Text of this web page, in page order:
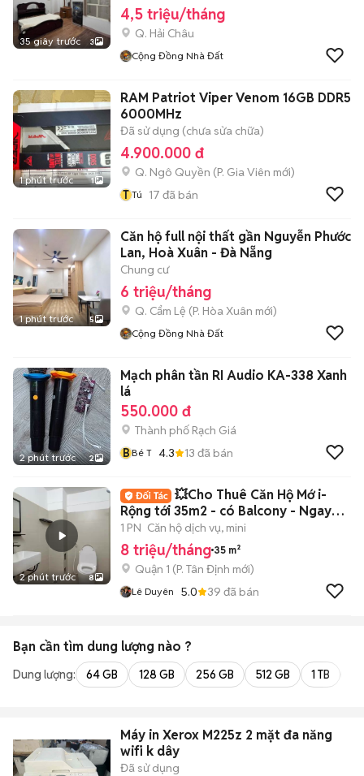
35 giây trước 3
4,5 triệu/tháng
Q. Hải Châu
Cộng Đồng Nhà Đất
1 phút trước 1
RAM Patriot Viper Venom 16GB DDR5
6000MHz
Đã sử dụng (chưa sửa chữa)
4.900.000 đ
Q. Ngô Quyền (P. Gia Viên mới)
T Tú 17 đã bán
1 phút trước 5
Căn hộ full nội thất gần Nguyễn Phước
Lan, Hoà Xuân - Đà Nẵng
Chung cư
6 triệu/tháng
Q. Cẩm Lệ (P. Hòa Xuân mới)
Cộng Đồng Nhà Đất
2 phút trước 2
Mạch phân tần RI Audio KA-338 Xanh
lá
550.000 đ
Thành phố Rạch Giá
BBé T 4.3 13 đã bán
2 phút trước 8
💥Cho Thuê Căn Hộ Mớ i-
Rộng tới 35m2 - có Balcony - Ngay
cầu Bason Q1
1 PN Căn hộ dịch vụ, mini
8 triệu/tháng 35 m²
Quận 1 (P. Tân Định mới)
Lê Duyên 5.0 39 đã bán
Bạn cần tìm dung lượng nào ?
Dung lượng: 64 GB 128 GB 256 GB 512 GB 1 TB
Máy in Xerox M225z 2 mặt đa năng
wifi k dây
Đã sử dụng